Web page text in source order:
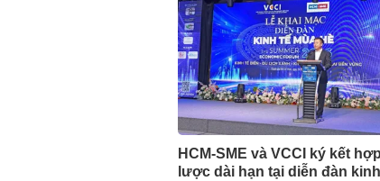
HCM-SME và VCCI ký kết
lược dài hạn tại diễn đàn